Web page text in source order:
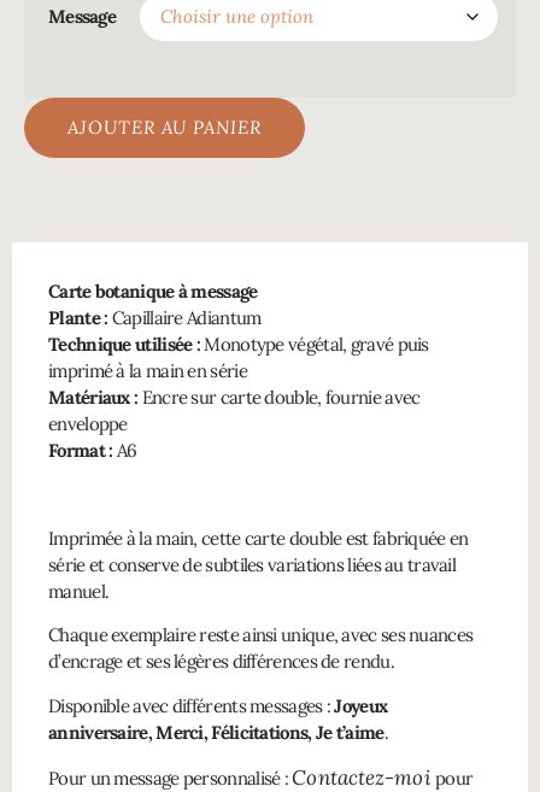
Message
AJOUTER AU PANIER
Carte botanique à message
Plante : Capillaire Adiantum
Technique utilisée :Monotype végétal, gravé puis
imprimé à la main en série
Matériaux : Encre sur carte double, fournie avec
enveloppe
Format : A6
Imprimée à la main, cette carte double est fabriquée en
série et conserve de subtiles variations liées au travail
manuel.
Chaque exemplaire reste ainsi unique, avec ses nuances
d’encrage et ses légères différences de rendu.
Disponible avec différents messages :Joyeux
anniversaire, Merci, Félicitations, Je t’aime.
Pour un message personnalisé :Contactez-moi pour